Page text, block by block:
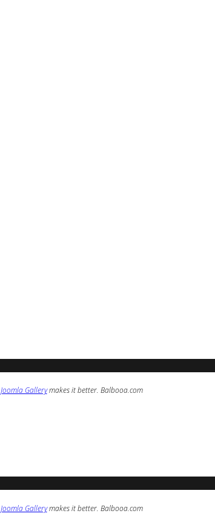
Joomla Gallerymakes it better. Balbooa.com
Joomla Gallerymakes it better. Balbooa.com